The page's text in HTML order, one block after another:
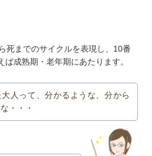
死までのサイクルを表現し、10番
ば成熟期・老年期にあたります。
人って、分かるような、分から
・・・